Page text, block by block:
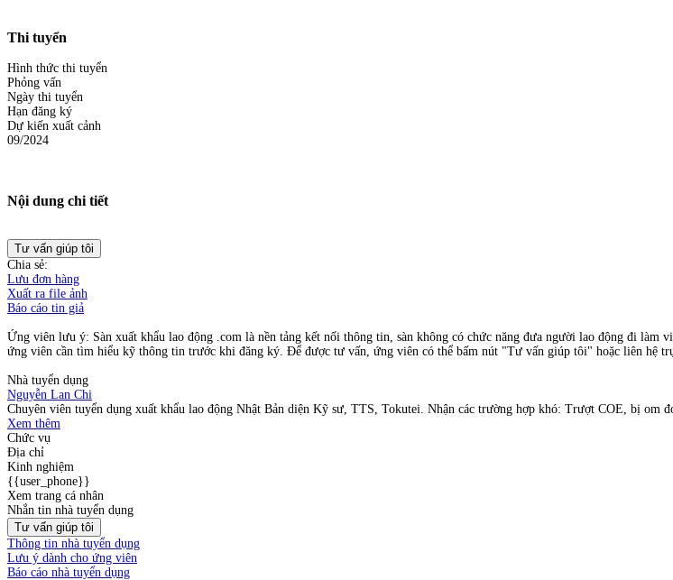
Thi tuyển
Hình thức thi tuyển
Phỏng vấn
Ngày thi tuyển
Hạn đăng ký
Dự kiến xuất cảnh
09/2024
Nội dung chi tiết
Tư vấn giúp tôi
Chia sẻ:
Lưu đơn hàng
Xuất ra file ảnh
Báo cáo tin giả
Ứng viên lưu ý: Sàn xuất khẩu lao động .com là nền tảng kết nối thông tin, sàn không có chức năng đưa người lao động đi làm
ứng viên cần tìm hiểu kỹ thông tin trước khi đăng ký. Để được tư vấn, ứng viên có thể bấm nút "Tư vấn giúp tôi" hoặc liên hệ
Nhà tuyển dụng
Nguyễn Lan Chi
Chuyên viên tuyển dụng xuất khẩu lao động Nhật Bản diện Kỹ sư, TTS, Tokutei. Nhận các trường hợp khó: Trượt COE, bị om
Xem thêm
Chức vụ
Địa chỉ
Kinh nghiệm
{{user_phone}}
Xem trang cá nhân
Nhắn tin nhà tuyển dụng
Tư vấn giúp tôi
Thông tin nhà tuyển dụng
Lưu ý dành cho ứng viên
Báo cáo nhà tuyển dụng